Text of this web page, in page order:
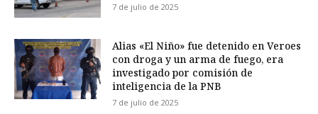
7 de julio de 2025
Alias «El Niño» fue detenido en Veroes
con droga y un arma de fuego, era
investigado por comisión de
inteligencia de la PNB
7 de julio de 2025